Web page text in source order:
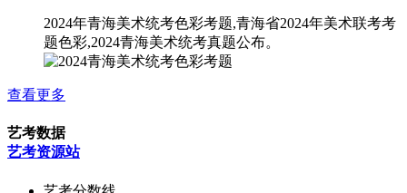
2024年青海美术统考色彩考题,青海省2024年美术联考考
题色彩,2024青海美术统考真题公布。
查看更多
艺考数据
艺考资源站